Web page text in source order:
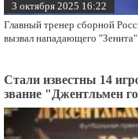
3 октября 2025 16:22
Главный тренер сборной
вызвал нападающего
Стали известны 14
звание "Джентльмен